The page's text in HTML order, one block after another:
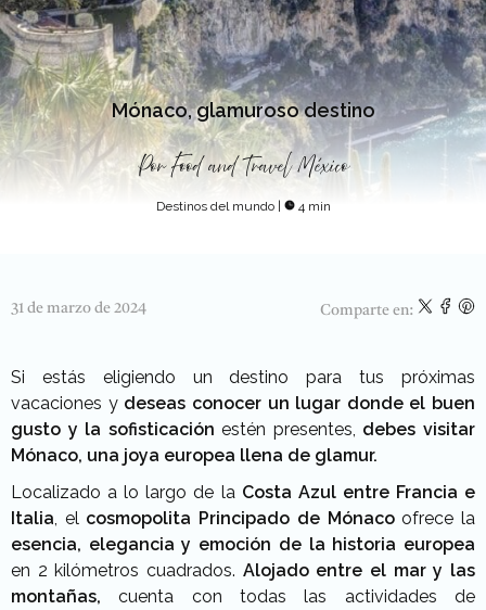
Mónaco, glamuroso destino
Por Food and Travel México
Destinos del mundo | 4 min
31 de marzo de 2024 Comparte en:
Si estás eligiendo un destino para tus próximas
vacaciones y deseas conocer un lugar donde el buen
gusto y la sofisticación estén presentes, debes visitar
Mónaco, una joya europea llena de glamur.
Localizado a lo largo de la Costa Azul entre Francia e
Italia , el cosmopolita Principado de Mónacoofrece la
esencia, elegancia y emoción de la historia europea
en 2 kilómetros cuadrados. Alojado entre el mar y las
montañas, cuenta con todas las actividades de